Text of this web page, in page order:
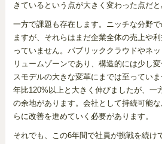
きているという点が大きく変わった点だと
一方で課題も存在します。ニッチな分野
ますが、それらはまだ企業全体の売上や
っていません。パブリッククラウドやネ
リュームゾーンであり、構造的には少し
スモデルの大きな変革にまでは至ってい
年比120%以上と大きく伸びましたが、一
の余地があります。会社として持続可能
らに改善を進めていく必要があります。
それでも、この6年間で社員が挑戦を続け